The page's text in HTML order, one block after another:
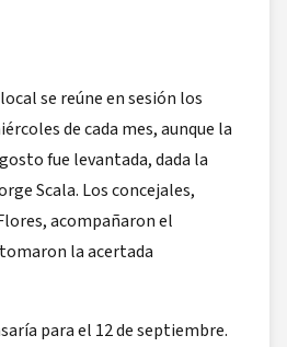
se reúne en sesión los
de cada mes, aunque la
fue levantada, dada la
Scala. Los concejales,
acompañaron el
la acertada
para el 12 de septiembre.